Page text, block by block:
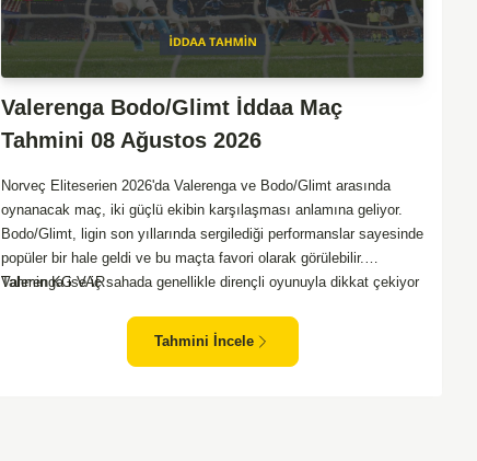
Valerenga Bodo/Glimt İddaa Maç
Tahmini 08 Ağustos 2026
Norveç Eliteserien 2026'da Valerenga ve Bodo/Glimt arasında
oynanacak maç, iki güçlü ekibin karşılaşması anlamına geliyor.
Bodo/Glimt, ligin son yıllarında sergilediği performanslar sayesinde
popüler bir hale geldi ve bu maçta favori olarak görülebilir.
Valerenga ise iç sahada genellikle dirençli oyunuyla dikkat çekiyor
maçlar genellikle çekişmeli geçiyor ve bol gollü karşılaşmalara
Tahmin KG VAR
Tahmini İncele